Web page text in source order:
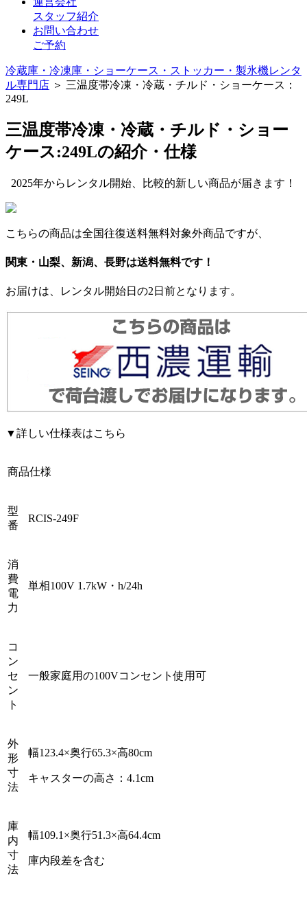
スタッフ紹介
お問い合わせ
ご予約
冷蔵庫・冷凍庫・ショーケース・ストッカー・製氷機レンタ
ル専門店 ＞ 三温度帯冷凍・冷蔵・チルド・ショーケース：
249L
三温度帯冷凍・冷蔵・チルド・ショー
ケース:249Lの紹介・仕様
2025年からレンタル開始、比較的新しい商品が届きます！
こちらの商品は全国往復送料無料対象外商品ですが、
関東・山梨、新潟、長野は送料無料です！
お届けは、レンタル開始日の2日前となります。
▼詳しい仕様表はこちら
商品仕様
型
番
RCIS-249F
消
費
電
力
単相100V 1.7kW・h/24h
コ
ン
セ
ン
ト
一般家庭用の100Vコンセント使用可
外
形
寸
法
幅123.4×奥行65.3×高80cm
キャスターの高さ：4.1cm
庫
内
寸
法
幅109.1×奥行51.3×高64.4cm
庫内段差を含む